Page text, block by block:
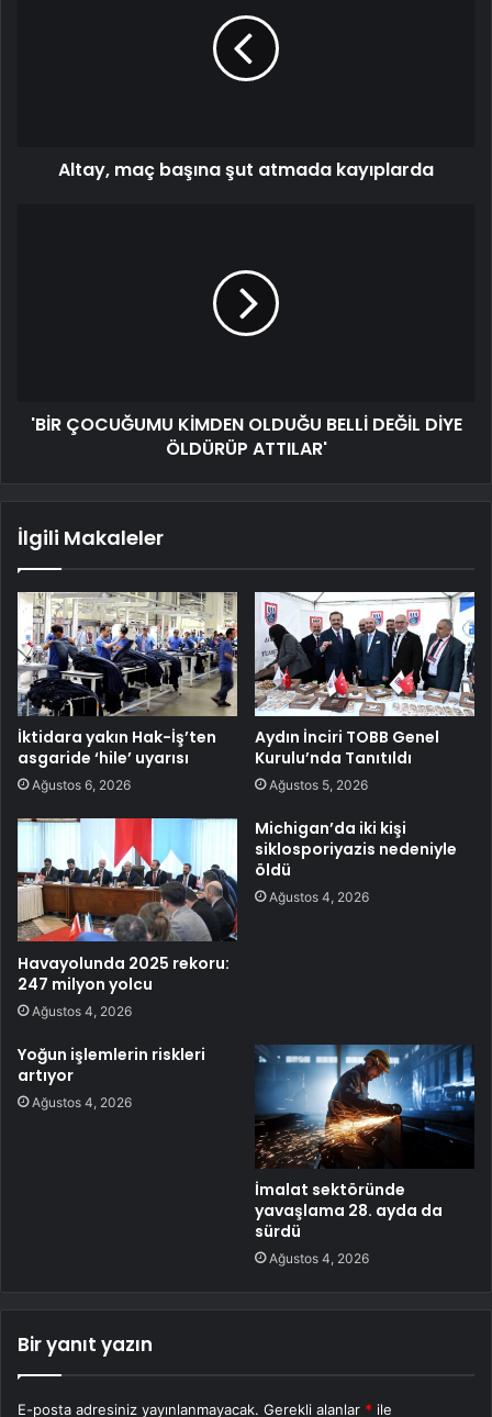
Altay, maç başına şut atmada kayıplarda
'BİR ÇOCUĞUMU KİMDEN OLDUĞU BELLİ DEĞİL DİYE
ÖLDÜRÜP ATTILAR'
İlgili Makaleler
İktidara yakın Hak-İş’ten
asgaride ‘hile’ uyarısı
Ağustos 6, 2026
Aydın İnciri TOBB Genel
Kurulu’nda Tanıtıldı
Ağustos 5, 2026
Havayolunda 2025 rekoru:
247 milyon yolcu
Ağustos 4, 2026
Michigan’da iki kişi
siklosporiyazis nedeniyle
öldü
Ağustos 4, 2026
Yoğun işlemlerin riskleri
artıyor
Ağustos 4, 2026
İmalat sektöründe
yavaşlama 28. ayda da
sürdü
Ağustos 4, 2026
Bir yanıt yazın
E-posta adresiniz yayınlanmayacak. Gerekli alanlar * ile